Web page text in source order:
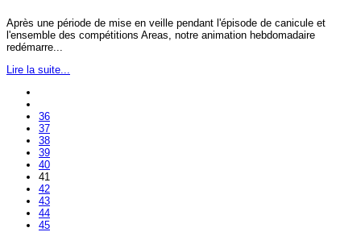
Après une période de mise en veille pendant l'épisode de canicule et
l'ensemble des compétitions Areas, notre animation hebdomadaire
redémarre...
Lire la suite...
36
37
38
39
40
41
42
43
44
45